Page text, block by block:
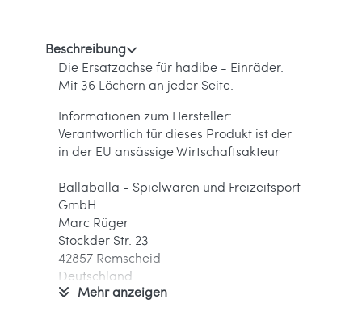
Beschreibung
Die Ersatzachse für hadibe - Einräder.
Mit 36 Löchern an jeder Seite.
Informationen zum Hersteller:
Verantwortlich für dieses Produkt ist der
in der EU ansässige Wirtschaftsakteur
Ballaballa - Spielwaren und Freizeitsport
GmbH
Marc Rüger
Stockder Str. 23
42857 Remscheid
Deutschland
Mehr anzeigen